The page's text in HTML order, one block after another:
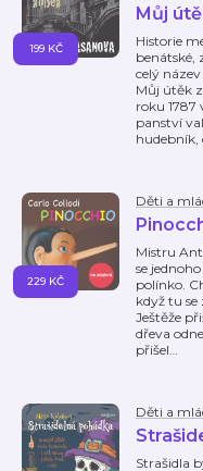
Můj
Historie
benátské,
celý
Můj útěk
roku 1787
panství
hudebník,
199 KČ
Děti a
Mistru
se
polínko.
když tu se
Ještěže
dřeva
přišel…
229 KČ
Děti a
Strašidla